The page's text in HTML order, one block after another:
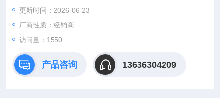
：www@
更新时间：2026-06-23
厂商性质：经销商
访问量：1550
产品咨询 13636304209